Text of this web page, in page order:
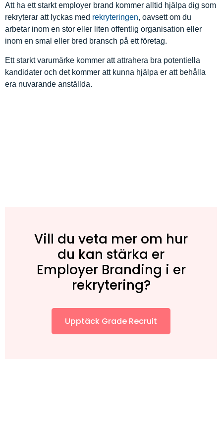
Att ha ett starkt employer brand kommer alltid hjälpa dig som
rekryterar att lyckas med rekryteringen, oavsett om du
arbetar inom en stor eller liten offentlig organisation eller
inom en smal eller bred bransch på ett företag.
Ett starkt varumärke kommer att attrahera bra potentiella
kandidater och det kommer att kunna hjälpa er att behålla
era nuvarande anställda.
Vill du veta mer om hur
du kan stärka er
Employer Branding i er
rekrytering?
Upptäck Grade Recruit